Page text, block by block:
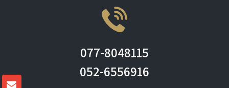
077-8048115
052-6556916